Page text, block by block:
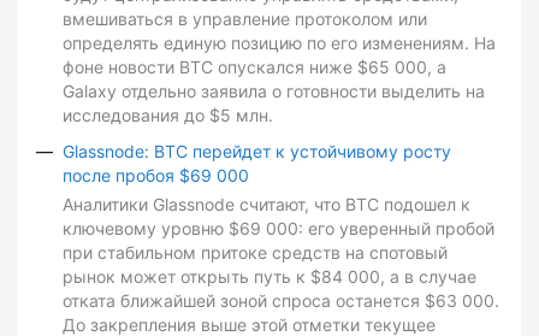
вмешиваться в управление протоколом или
определять единую позицию по его изменениям. На
фоне новости BTC опускался ниже $65 000, а
Galaxy отдельно заявила о готовности выделить на
исследования до $5 млн.
Glassnode: BTC перейдет к устойчивому росту
после пробоя $69 000
Аналитики Glassnode считают, что BTC подошел к
ключевому уровню $69 000: его уверенный пробой
при стабильном притоке средств на спотовый
рынок может открыть путь к $84 000, а в случае
отката ближайшей зоной спроса останется $63 000.
До закрепления выше этой отметки текущее